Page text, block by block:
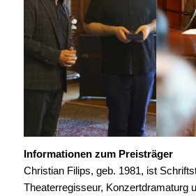
Informationen zum Preisträger
Christian Filips, geb. 1981, ist
Theaterregisseur, Konzertdramaturg